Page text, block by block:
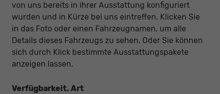
von uns bereits in ihrer Ausstattung konfiguriert
wurden und in Kürze bei uns eintreffen. Klicken Sie
in das Foto oder einen Fahrzeugnamen, um alle
Details dieses Fahrzeugs zu sehen. Oder Sie können
sich durch Klick bestimmte Ausstattungspakete
anzeigen lassen.
Verfügbarkeit, Art